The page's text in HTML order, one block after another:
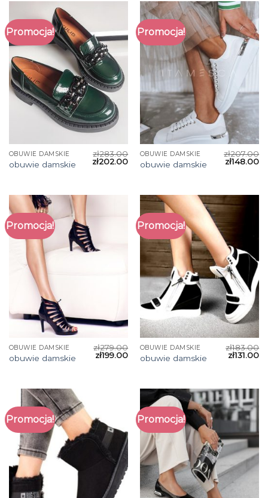
Promocja!
OBUWIE DAMSKIE
obuwie damskie
zł283.00
zł202.00
Promocja!
OBUWIE DAMSKIE
obuwie damskie
zł207.00
zł148.00
Promocja!
OBUWIE DAMSKIE
obuwie damskie
zł279.00
zł199.00
Promocja!
OBUWIE DAMSKIE
obuwie damskie
zł183.00
zł131.00
Promocja! Promocja!